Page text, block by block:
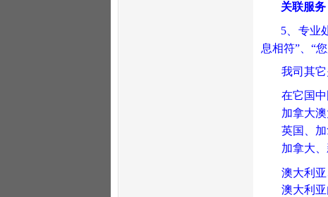
关联服务
5 、专
息相符” “
我司其它
在它国
加拿大
英国、
加拿大
澳大利
澳大利